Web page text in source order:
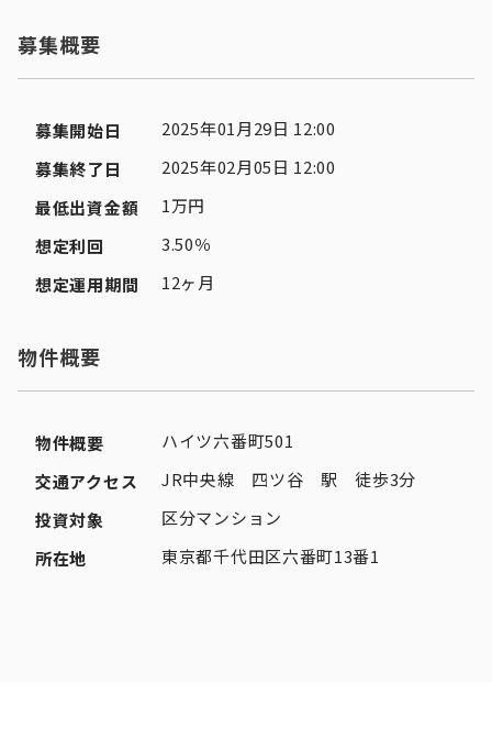
募集概要
募集開始日
2025年01月29日 12:00
募集終了日
2025年02月05日 12:00
最低出資金額
1万円
想定利回
3.50％
想定運用期間
12ヶ月
物件概要
物件概要
ハイツ六番町501
交通アクセス
JR中央線 四ツ谷 駅 徒歩3分
投資対象
区分マンション
所在地
東京都千代田区六番町13番1